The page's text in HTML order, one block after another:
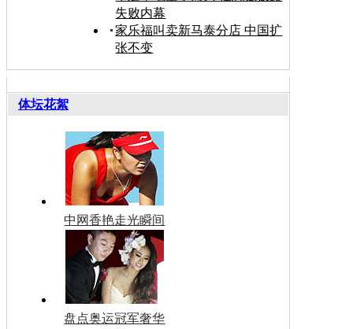
失败内幕
家乐福叫卖新马泰分店 中国扩
张不变
体坛花絮
中网香艳走光瞬间
盘点奥运冠军奢华